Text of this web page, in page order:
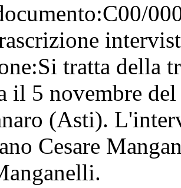
C00/
Si tratta della
il 5 novembre
(Asti).
Cesare